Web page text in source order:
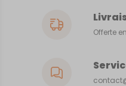
Offerte